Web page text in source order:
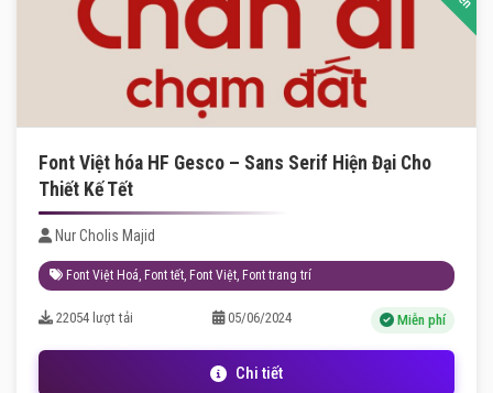
Font Việt hóa HF Gesco – Sans Serif Hiện Đại Cho
Thiết Kế Tết
Nur Cholis Majid
Font Việt Hoá, Font tết, Font Việt, Font trang trí
22054 lượt tải 05/06/2024 Miễn phí
Chi tiết